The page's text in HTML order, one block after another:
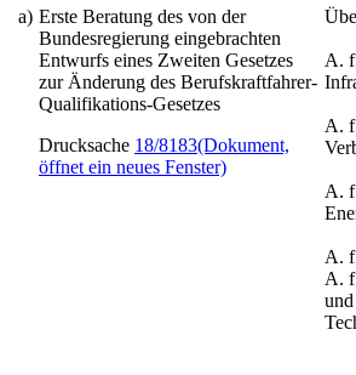
a) Erste Beratung des von der
Bundesregierung eingebrachten
Entwurfs eines Zweiten Gesetzes
zur Änderung des Berufskraftfahrer-
Qualifikations-Gesetzes
Drucksache 18/8183(Dokument,
öffnet ein neues Fenster)
A.
A.
A.
A.
A.
und